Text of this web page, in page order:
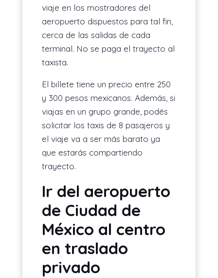
viaje en los mostradores del
aeropuerto dispuestos para tal fin,
cerca de las salidas de cada
terminal. No se paga el trayecto al
taxista.
El billete tiene un precio entre 250
y 300 pesos mexicanos. Además, si
viajas en un grupo grande, podés
solicitar los taxis de 8 pasajeros y
el viaje va a ser más barato ya
que estarás compartiendo
trayecto.
Ir del aeropuerto
de Ciudad de
México al centro
en traslado
privado